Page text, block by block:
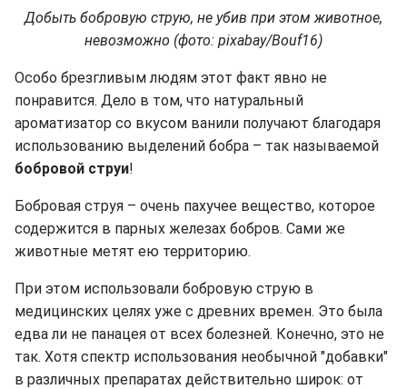
Добыть бобровую струю, не убив при этом животное,
невозможно (фото: pixabay/Bouf16)
Особо брезгливым людям этот факт явно не
понравится. Дело в том, что натуральный
ароматизатор со вкусом ванили получают благодаря
использованию выделений бобра – так называемой
бобровой струи!
Бобровая струя – очень пахучее вещество, которое
содержится в парных железах бобров. Сами же
животные метят ею территорию.
При этом использовали бобровую струю в
медицинских целях уже с древних времен. Это была
едва ли не панацея от всех болезней. Конечно, это не
так. Хотя спектр использования необычной "добавки"
в различных препаратах действительно широк: от